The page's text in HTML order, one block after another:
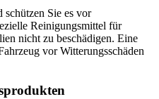
schützen Sie es vor
Reinigungsmittel für
nicht zu beschädigen. Eine
vor Witterungsschäden